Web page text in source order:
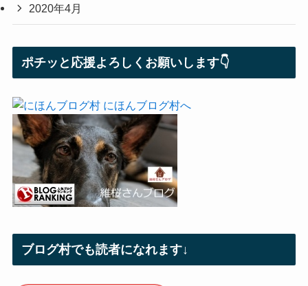
2020年4月
ポチッと応援よろしくお願いします👇
ブログ村でも読者になれます↓